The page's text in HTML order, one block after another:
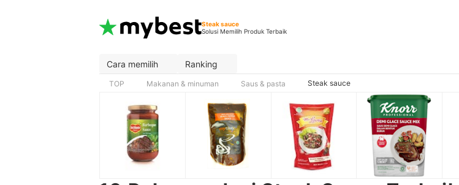
Steak sauce
Solusi Memilih Produk Terbaik
Cara memilih Ranking
TOP Makanan & minuman Saus & pasta Steak sauce